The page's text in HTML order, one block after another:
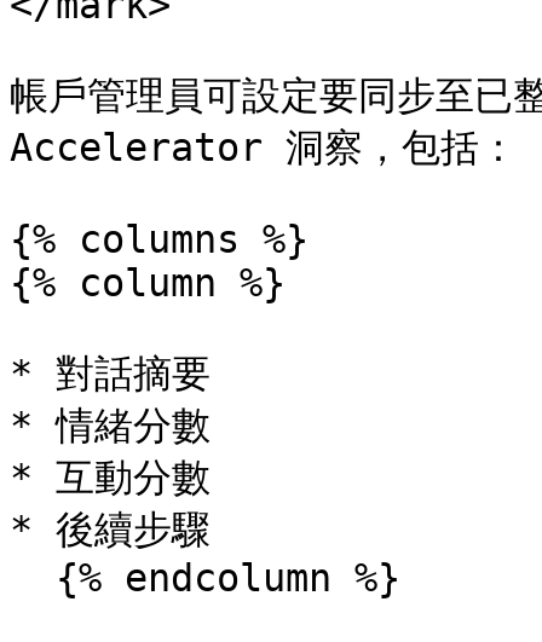
帳戶管理員可設定要同步至
Accelerator 洞察，包括：
{% columns %}
{% column %}
* 對話摘要
* 情緒分數
* 互動分數
* 後續步驟